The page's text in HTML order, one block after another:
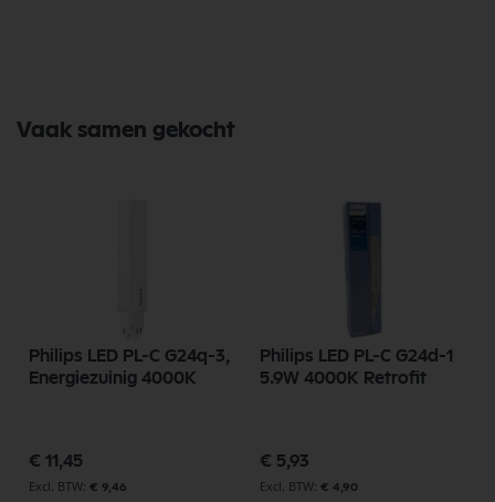
Vaak samen gekocht
Philips LED PL-C G24q-3,
Energiezuinig 4000K
€ 11,45
€ 9,46
Philips LED PL-C G24d-1
5.9W 4000K Retrofit
€ 5,93
€ 4,90